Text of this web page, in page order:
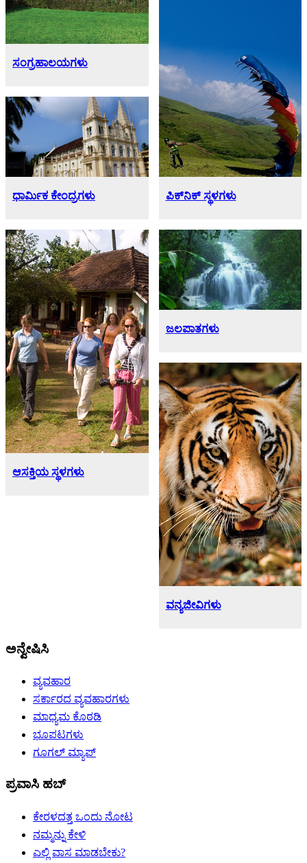
ಸಂಗ್ರಹಾಲಯಗಳು
ಪಿಕ್‌ನಿಕ್ ಸ್ಥಳಗಳು
ಧಾರ್ಮಿಕ ಕೇಂದ್ರಗಳು
ಆಸಕ್ತಿಯ ಸ್ಥಳಗಳು
ಜಲಪಾತಗಳು
ವನ್ಯಜೀವಿಗಳು
ಅನ್ವೇಷಿಸಿ
ವ್ಯವಹಾರ
ಸರ್ಕಾರದ ವ್ಯವಹಾರಗಳು
ಮಾಧ್ಯಮ ಕೊಠಡಿ
ಭೂಪಟಗಳು
ಗೂಗಲ್ ಮ್ಯಾಪ್
ಪ್ರವಾಸಿ ಹಬ್
ಕೇರಳದತ್ತ ಒಂದು ನೋಟ
ನಮ್ಮನ್ನು ಕೇಳಿ
ಎಲ್ಲಿ ವಾಸ ಮಾಡಬೇಕು?